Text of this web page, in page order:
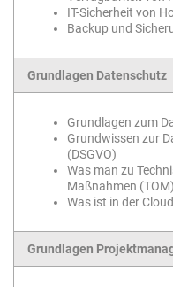
IT-Sicherheit von
Backup und
Grundlagen Datenschutz
Grundlagen zum
Grundwissen zur
(DSGVO)
Was man zu
Maßnahmen
Was ist in der
Grundlagen